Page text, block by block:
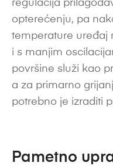
regulacija
opterećenju, pa
temperature uređaj
i s manjim
površine služi kao
a za primarno
potrebno je izraditi
Pametno